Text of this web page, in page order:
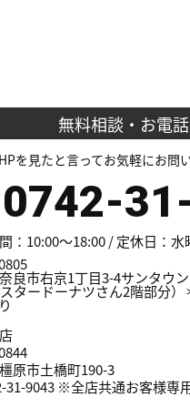
無料相談・お電
HPを見たと言ってお気軽にお問
0742-
：10:00～18:00 / 定休日：水
良市右京1丁目3-4サンタウ
タードーナツさん2階部分
原市土橋町190-3
31-9043 ※全店共通お客様専